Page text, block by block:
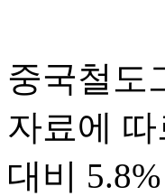
중국철도
자료에
대비